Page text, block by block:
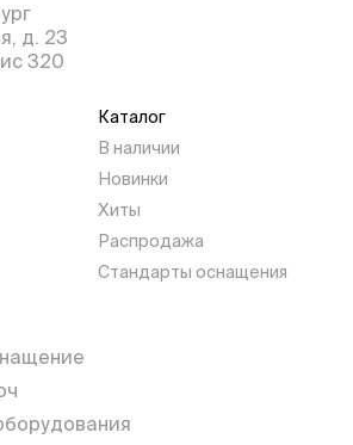
д. 23
320
Каталог
В наличии
Новинки
Хиты
Распродажа
Стандарты оснащения